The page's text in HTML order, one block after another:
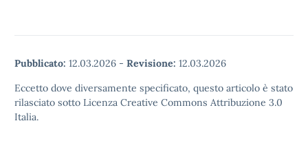
Pubblicato: 12.03.2026 - Revisione: 12.03.2026
Eccetto dove diversamente specificato, questo articolo è stato
rilasciato sotto Licenza Creative Commons Attribuzione 3.0
Italia.